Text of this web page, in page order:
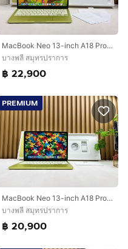
MacBook Neo 13-inch A18 Pro Ram8GB SSD512 Citrus
บางพลี สมุทรปราการ
฿ 22,900
PREMIUM
MacBook Neo 13-inch A18 Pro 2026 Ram8GB SSD256GB Citrus Apple Care 21 March 2027
บางพลี สมุทรปราการ
฿ 20,900